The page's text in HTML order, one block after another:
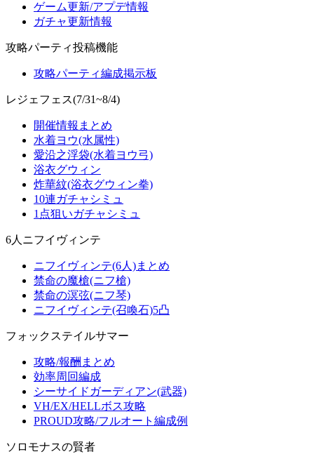
ゲーム更新/アプデ情報
ガチャ更新情報
攻略パーティ投稿機能
攻略パーティ編成掲示板
レジェフェス(7/31~8/4)
開催情報まとめ
水着ヨウ(水属性)
愛沿之浮袋(水着ヨウ弓)
浴衣グウィン
炸華紋(浴衣グウィン拳)
10連ガチャシミュ
1点狙いガチャシミュ
6人ニフイヴィンテ
ニフイヴィンテ(6人)まとめ
禁命の魔槍(ニフ槍)
禁命の溟弦(ニフ琴)
ニフイヴィンテ(召喚石)5凸
フォックステイルサマー
攻略/報酬まとめ
効率周回編成
シーサイドガーディアン(武器)
VH/EX/HELLボス攻略
PROUD攻略/フルオート編成例
ソロモナスの賢者